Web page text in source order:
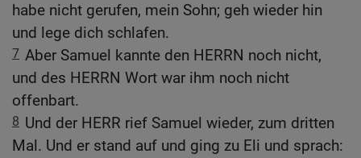
habe nicht gerufen, mein Sohn; geh wieder hin
und lege dich schlafen.
7 Aber Samuel kannte den HERRN noch nicht,
und des HERRN Wort war ihm noch nicht
offenbart.
8 Und der HERR rief Samuel wieder, zum dritten
Mal. Und er stand auf und ging zu Eli und sprach: